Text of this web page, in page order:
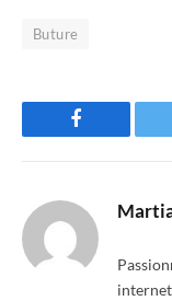
Buture
Facebook